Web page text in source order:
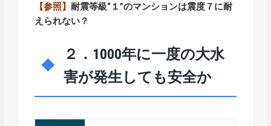
【参照】耐震等級“１”のマンションは震度７に耐
えられない？
２．1000年に一度の大水
害が発生しても安全か